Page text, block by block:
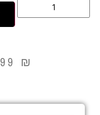
99 ₪